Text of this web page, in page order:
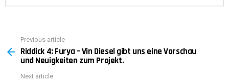
more
Previous article
Riddick 4: Furya – Vin Diesel gibt uns eine Vorschau
und Neuigkeiten zum Projekt.
Next article